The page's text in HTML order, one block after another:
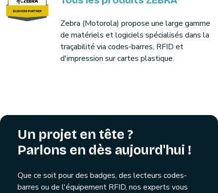
Zebra (Motorola) propose une large gamme
de matériels et logiciels spécialisés dans la
traçabilité via codes-barres, RFID et
d'impression sur cartes plastique.
Un projet en tête ?
Parlons en dès aujourd'hui !
Que ce soit pour des badges, des lecteurs codes-
barres ou de l'équipement RFID, nos experts vous